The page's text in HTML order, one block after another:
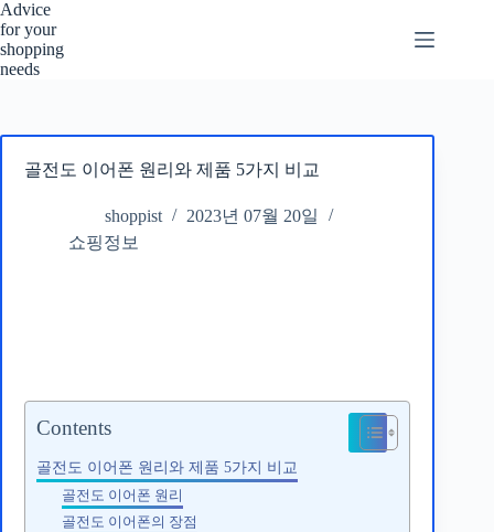
본
문
으
로
Advice
for your
shopping
needs
골전도 이어폰 원리와 제품 5가지 비교
shoppist
2023년 07월 20일
쇼핑정보
Contents
골전도 이어폰 원리와 제품 5가지 비교
골전도 이어폰 원리
골전도 이어폰의 장점